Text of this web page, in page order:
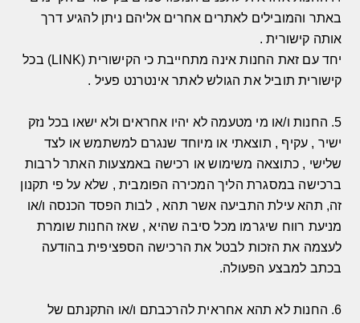
באתר והמובילים לאתרים אחרים אליהם ניתן להגיע דרך
אותה קישורית .
יחד עם זאת החנות אינה מתחייבת כי הקישורית (LINK)
בכל
קישורית תוביל את הגולש לאתר אינטרנט פעיל .
5. החנות ו/או מי מטעמה לא יהיו אחראים ולא ישאו בכל נזק
ישיר , עקיף , תוצאתי או מיוחד שנגרם למשתמש או לצד
שלישי ,כתוצאה משימוש או רכישה באמצעות האתר לרבות
ברכישה במסגרת הליך המכירה הפומבית , שלא על פי תקנון
זה, תהא עילת התביעה אשר תהא , לבות הפסד הכנסה ו/או
מניעת רווח שיגרמו מכל סיבה שהיא , שאז החנות שומרת
לעצמה את הזכות לבטל את הרכישה הספציפית בהודעה
בכתב למבצע הפעולה.
6. החנות לא תהא אחראית להרכבתם ו/או התקנתם של